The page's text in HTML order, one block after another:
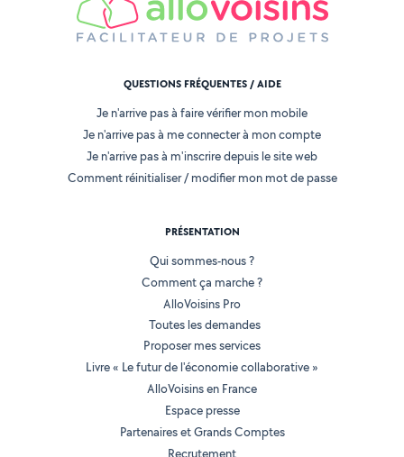
QUESTIONS FRÉQUENTES / AIDE
Je n'arrive pas à faire vérifier mon mobile
Je n'arrive pas à me connecter à mon compte
Je n'arrive pas à m'inscrire depuis le site web
Comment réinitialiser / modifier mon mot de passe
PRÉSENTATION
Qui sommes-nous ?
Comment ça marche ?
AlloVoisins Pro
Toutes les demandes
Proposer mes services
Livre « Le futur de l'économie collaborative »
AlloVoisins en France
Espace presse
Partenaires et Grands Comptes
Recrutement